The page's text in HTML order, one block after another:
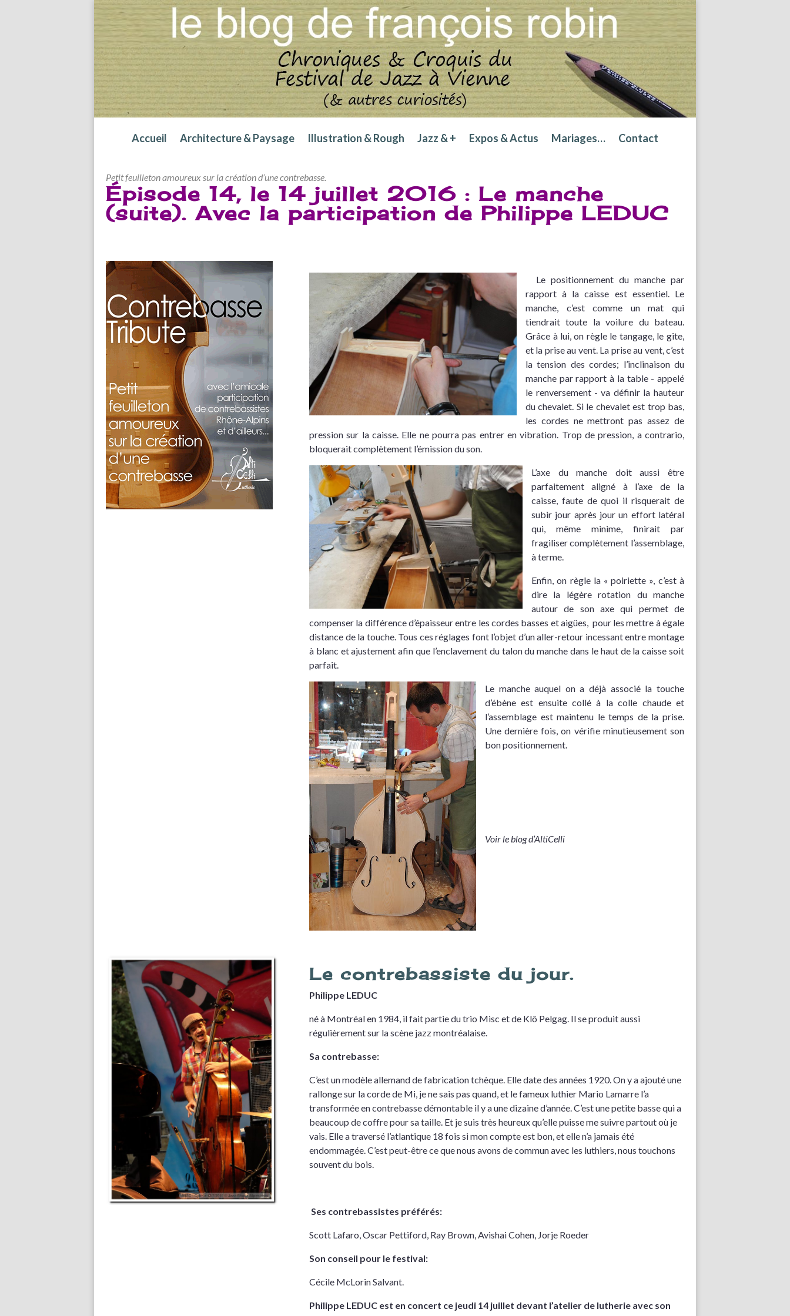
Accueil Architecture & Paysage Illustration & Rough Jazz & + Expos & Actus Mariages… Contact
Petit feuilleton amoureux sur la création d’une contrebasse.
Épisode 14, le 14 juillet 2016 : Le manche
(suite). Avec la participation de Philippe LEDUC
Le positionnement du manche par
rapport à la caisse est essentiel. Le
manche, c’est comme un mat qui
tiendrait toute la voilure du bateau.
Grâce à lui, on règle le tangage, le gite,
et la prise au vent. La prise au vent, c’est
la tension des cordes; l’inclinaison du
manche par rapport à la table - appelé
le renversement - va définir la hauteur
du chevalet. Si le chevalet est trop bas,
les cordes ne mettront pas assez de
pression sur la caisse. Elle ne pourra pas entrer en vibration. Trop de pression, a contrario,
bloquerait complètement l’émission du son.
L’axe du manche doit aussi être
parfaitement aligné à l’axe de la
caisse, faute de quoi il risquerait de
subir jour après jour un effort latéral
qui, même minime, finirait par
fragiliser complètement l’assemblage,
à terme.
Enfin, on règle la « poiriette », c’est à
dire la légère rotation du manche
autour de son axe qui permet de
compenser la différence d’épaisseur entre les cordes basses et aigües, pour les mettre à égale
distance de la touche. Tous ces réglages font l’objet d’un aller-retour incessant entre montage
à blanc et ajustement afin que l’enclavement du talon du manche dans le haut de la caisse soit
parfait.
Le manche auquel on a déjà associé la touche
d’ébène est ensuite collé à la colle chaude et
l’assemblage est maintenu le temps de la prise.
Une dernière fois, on vérifie minutieusement son
bon positionnement.
Voir le blog d’AltiCelli
Le contrebassiste du jour.
Philippe LEDUC
né à Montréal en 1984, il fait partie du trio Misc et de Klô Pelgag. Il se produit aussi
régulièrement sur la scène jazz montréalaise.
Sa contrebasse:
C’est un modèle allemand de fabrication tchèque. Elle date des années 1920. On y a ajouté une
rallonge sur la corde de Mi, je ne sais pas quand, et le fameux luthier Mario Lamarre l’a
transformée en contrebasse démontable il y a une dizaine d’année. C’est une petite basse qui a
beaucoup de coffre pour sa taille. Et je suis très heureux qu’elle puisse me suivre partout où je
vais. Elle a traversé l’atlantique 18 fois si mon compte est bon, et elle n’a jamais été
endommagée. C’est peut-être ce que nous avons de commun avec les luthiers, nous touchons
souvent du bois.
Ses contrebassistes préférés:
Scott Lafaro, Oscar Pettiford, Ray Brown, Avishai Cohen, Jorje Roeder
Son conseil pour le festival:
Cécile McLorin Salvant.
Philippe LEDUC est en concert ce jeudi 14 juillet devant l’atelier de lutherie avec son